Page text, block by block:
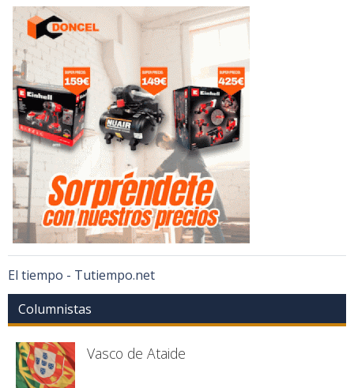
El tiempo - Tutiempo.net
Columnistas
Vasco de Ataide